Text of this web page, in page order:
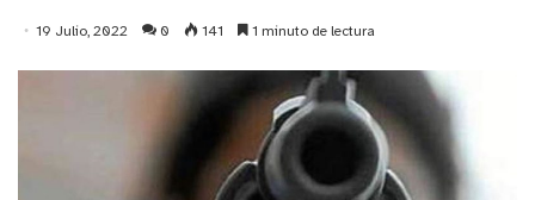
19 Julio, 2022 0 141 1 minuto de lectura